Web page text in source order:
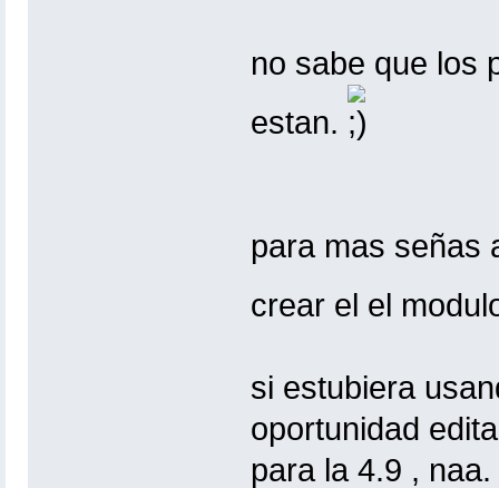
no sabe que los
estan.
para mas señas
crear el el
si estubiera
oportunidad
para la 4.9 , naa.